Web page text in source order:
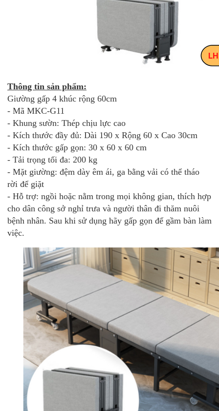
Thông tin sản phẩm:
Giường gấp 4 khúc rộng 60cm
- Mã MKC-G11
- Khung sườn: Thép chịu lực cao
- Kích thước đầy đủ: Dài 190 x Rộng 60 x Cao 30cm
- Kích thước gấp gọn: 30 x 60 x 60 cm
- Tải trọng tối đa: 200 kg
- Mặt giường: đệm dày êm ái, ga bằng vải có thể tháo
rời để giặt
- Hỗ trợ: ngồi hoặc nằm trong mọi không gian, thích hợp
cho dân công sở nghỉ trưa và người thân đi thăm nuôi
bệnh nhân. Sau khi sử dụng hãy gấp gọn để gầm bàn làm
việc.